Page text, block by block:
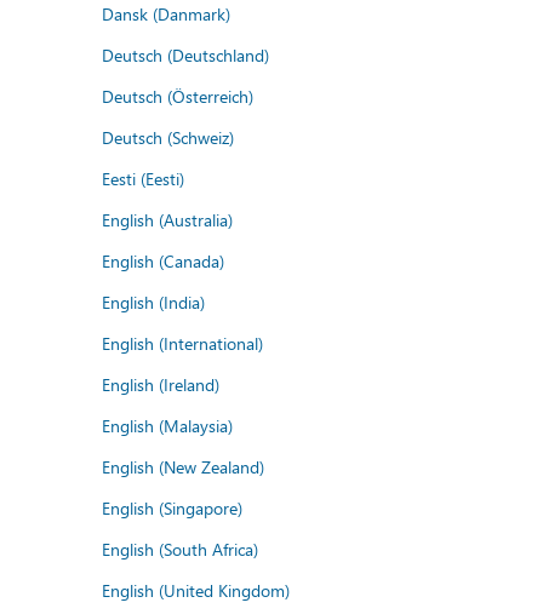
Dansk (Danmark)
Deutsch (Deutschland)
Deutsch (Österreich)
Deutsch (Schweiz)
Eesti (Eesti)
English (Australia)
English (Canada)
English (India)
English (International)
English (Ireland)
English (Malaysia)
English (New Zealand)
English (Singapore)
English (South Africa)
English (United Kingdom)